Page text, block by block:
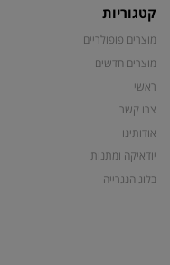
קטגוריות
מוצרים פופולריים
מוצרים חדשים
ראשי
צרו קשר
אודותינו
יודאיקה ומתנות
בלוג הנגרייה